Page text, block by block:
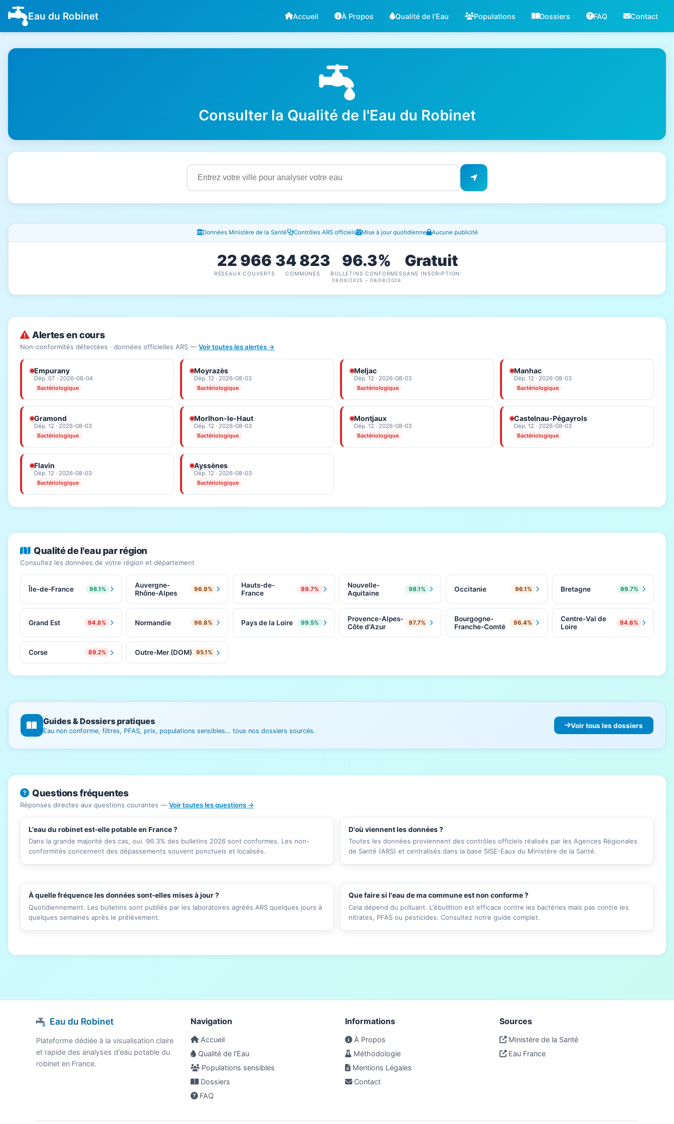
Eau du Robinet Accueil À Propos Qualité de l'Eau Populations Dossiers FAQ Contact
Consulter la Qualité de l'Eau du Robinet
Résultats de qualité de l'eau
Fenêtres d'information Données Ministère de la Santé Contrôles ARS officiels Mise à jour quotidienne Aucune publicité
22 966
RÉSEAUX COUVERTS
34 823
COMMUNES
96.3%
BULLETINS CONFORMES
08/08/2025 – 08/08/2026
Gratuit
SANS INSCRIPTION
Alertes en cours
Non-conformités détectées · données officielles ARS — Voir toutes les alertes →
Empurany
Dép. 07 · 2026-08-04
Bactériologique
Moyrazès
Dép. 12 · 2026-08-03
Bactériologique
Meljac
Dép. 12 · 2026-08-03
Bactériologique
Manhac
Dép. 12 · 2026-08-03
Bactériologique
Gramond
Dép. 12 · 2026-08-03
Bactériologique
Morlhon-le-Haut
Dép. 12 · 2026-08-03
Bactériologique
Montjaux
Dép. 12 · 2026-08-03
Bactériologique
Castelnau-Pégayrols
Dép. 12 · 2026-08-03
Bactériologique
Flavin
Dép. 12 · 2026-08-03
Bactériologique
Ayssènes
Dép. 12 · 2026-08-03
Bactériologique
Qualité de l'eau par région
Consultez les données de votre région et département
Île-de-France 98.1%
Auvergne-
Rhône-Alpes
96.9%
Hauts-de-
France
89.7%
Nouvelle-
Aquitaine
98.1% Occitanie 96.1% Bretagne 99.7%
Grand Est 94.8% Normandie 96.8% Pays de la Loire 99.5%
Provence-Alpes-
Côte d'Azur
97.7%
Bourgogne-
Franche-Comté
96.4%
Centre-Val de
Loire
94.6%
Corse 89.2% Outre-Mer (DOM) 95.1%
Guides & Dossiers pratiques
Eau non conforme, filtres, PFAS, prix, populations sensibles… tous nos dossiers sourcés.
Voir tous les dossiers
Questions fréquentes
Réponses directes aux questions courantes — Voir toutes les questions →
L'eau du robinet est-elle potable en France ?
Dans la grande majorité des cas, oui. 96.3% des bulletins 2026 sont conformes. Les non-
conformités concernent des dépassements souvent ponctuels et localisés.
D'où viennent les données ?
Toutes les données proviennent des contrôles officiels réalisés par les Agences Régionales
de Santé (ARS) et centralisés dans la base SISE-Eaux du Ministère de la Santé.
À quelle fréquence les données sont-elles mises à jour ?
Quotidiennement. Les bulletins sont publiés par les laboratoires agréés ARS quelques jours à
quelques semaines après le prélèvement.
Que faire si l'eau de ma commune est non conforme ?
Cela dépend du polluant. L'ébullition est efficace contre les bactéries mais pas contre les
nitrates, PFAS ou pesticides. Consultez notre guide complet.
Eau du Robinet
Plateforme dédiée à la visualisation claire
et rapide des analyses d'eau potable du
robinet en France.
Navigation
Accueil
Qualité de l'Eau
Populations sensibles
Dossiers
FAQ
Informations
À Propos
Méthodologie
Mentions Légales
Contact
Sources
Ministère de la Santé
Eau France